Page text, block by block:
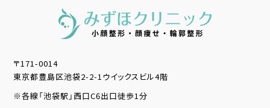
〒171-0014
東京都豊島区池袋2-2-1ウイックスビル4階
※各線「池袋駅」西口C6出口徒歩1分